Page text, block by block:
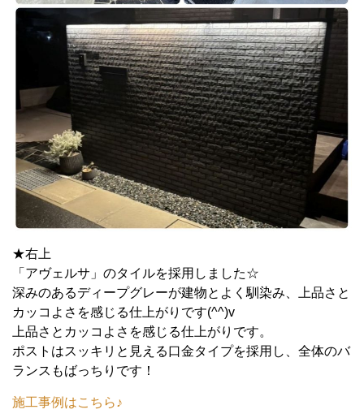
★右上
「アヴェルサ」のタイルを採用しました☆
深みのあるディープグレーが建物とよく馴染み、上品さと
カッコよさを感じる仕上がりです(^^)v
上品さとカッコよさを感じる仕上がりです。
ポストはスッキリと見える口金タイプを採用し、全体のバ
ランスもばっちりです！
施工事例はこちら♪